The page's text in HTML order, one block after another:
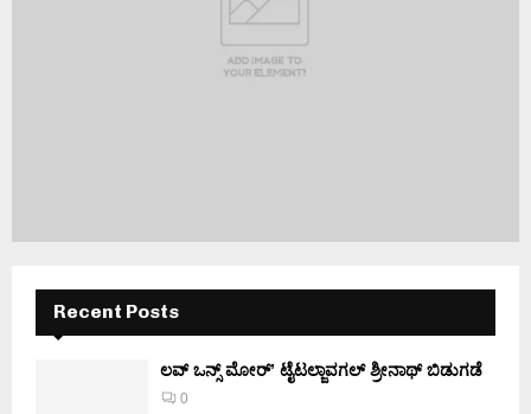
Recent Posts
ಲವ್ ಒನ್ಸ್ ಮೋರ್’ ಟೈಟಲ್ಜಾವಗಲ್ ಶ್ರೀನಾಥ್ ಬಿಡುಗಡೆ
0